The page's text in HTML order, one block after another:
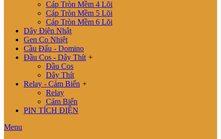
Cáp Tròn Mềm 4 Lõi
Cáp Tròn Mềm 5 Lõi
Cáp Tròn Mềm 6 Lõi
Dây Điện Nhật
Gen Co Nhiệt
Cầu Đấu - Domino
Đầu Cos - Dây Thít +
Đầu Cos
Dây Thít
Relay - Cảm Biến +
Relay
Cảm Biến
PIN TÍCH ĐIỆN
Menu